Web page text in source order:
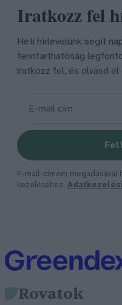
Iratkozz fel
Heti hírlevelünk segít
fenntarthatóság
iratkozz fel, és olvasd el
E-mail-címem megadásával
kezeléséhez.
Rovatok